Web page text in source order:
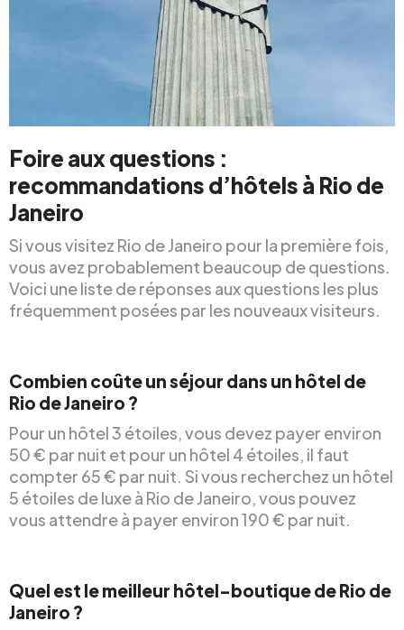
Foire aux questions :
recommandations d’hôtels à Rio de
Janeiro
Si vous visitez Rio de Janeiro pour la première fois,
vous avez probablement beaucoup de questions.
Voici une liste de réponses aux questions les plus
fréquemment posées par les nouveaux visiteurs.
Combien coûte un séjour dans un hôtel de
Rio de Janeiro ?
Pour un hôtel 3 étoiles, vous devez payer environ
50 € par nuit et pour un hôtel 4 étoiles, il faut
compter 65 € par nuit. Si vous recherchez un hôtel
5 étoiles de luxe à Rio de Janeiro, vous pouvez
vous attendre à payer environ 190 € par nuit.
Quel est le meilleur hôtel-boutique de Rio de
Janeiro ?